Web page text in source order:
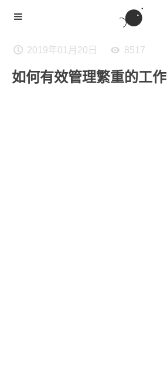
2019年01月20日 8517
如何有效管理繁重的工作